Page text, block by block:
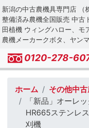
新潟の中古農機具専門店 （
整備済み農機全国販売 中古
田植機 ウィングハロー、モ
農機メーカークボタ、ヤン
0120-278-
ホーム その他中
「新品」オーレ
HR665ステンレ
刈機